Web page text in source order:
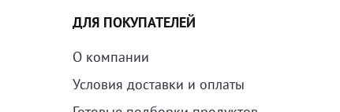
ДЛЯ ПОКУПАТЕЛЕЙ
О компании
Условия доставки и оплаты